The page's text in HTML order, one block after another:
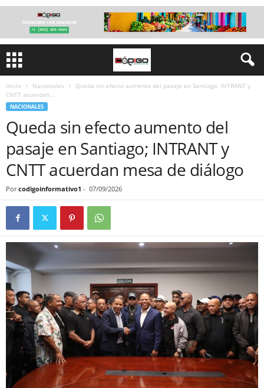
Inicio Nacionales
Queda sin efecto aumento del pasaje en Santiago; INTRANT y
CNTT acuerdan...
NACIONALES
Queda sin efecto aumento del
pasaje en Santiago; INTRANT y
CNTT acuerdan mesa de diálogo
Por codigoinformativo1 - 07/09/2026